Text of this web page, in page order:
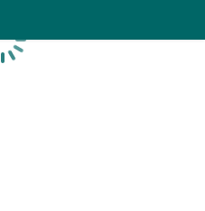
Chargement